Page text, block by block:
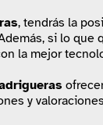
, tendrás la
si lo
la mejor
y